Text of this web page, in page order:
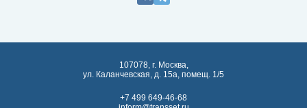
107078, г. Москва,
ул. Каланчевская, д. 15а, помещ. 1/5
+7 499 649-46-68